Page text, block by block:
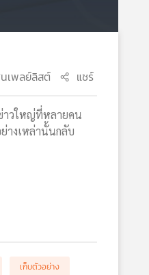
เพลย์ลิสต์ แชร์
าวใหญ่ที่หลายคน
างเหล่านั้นกลับ
เก็บตัวอย่าง